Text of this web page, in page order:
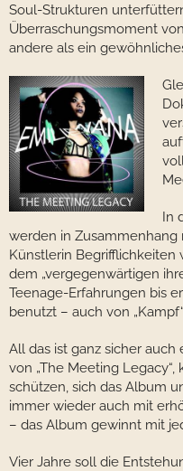
Soul-Strukturen
Überraschungsmoment
andere als ein
In
werden in Zusammenhang
Künstlerin Begrifflichkeiten
dem „vergegenwärtigen
Teenage-Erfahrungen bis
benutzt – auch von
All das ist ganz sicher
von „The Meeting
schützen, sich das Album
immer wieder auch mit
– das Album gewinnt mit
Vier Jahre soll die